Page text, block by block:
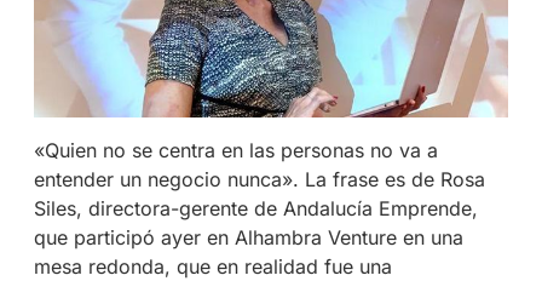
«Quien no se centra en las personas no va a
entender un negocio nunca». La frase es de Rosa
Siles, directora-gerente de Andalucía Emprende,
que participó ayer en Alhambra Venture en una
mesa redonda, que en realidad fue una